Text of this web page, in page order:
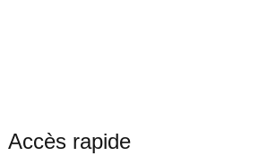
Accès rapide